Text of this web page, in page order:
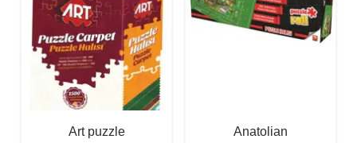
Art puzzle
Anatolian